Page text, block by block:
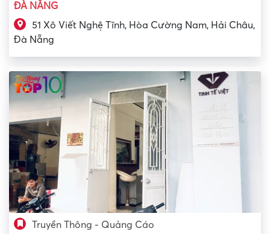
ĐÀ NẴNG
51 Xô Viết Nghệ Tĩnh, Hòa Cường Nam, Hải Châu,
Đà Nẵng
Truyền Thông - Quảng Cáo